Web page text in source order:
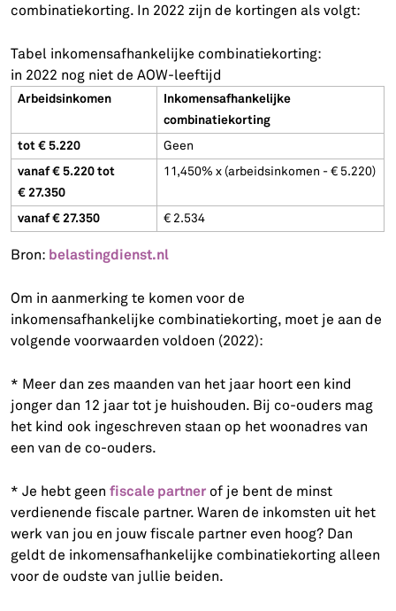
combinatiekorting. In 2022 zijn de kortingen als volgt:
Tabel inkomensafhankelijke combinatiekorting:
in 2022 nog niet de AOW-leeftijd
Arbeidsinkomen
Inkomensafhankelijke
combinatiekorting
tot € 5.220
Geen
vanaf € 5.220 tot
€ 27.350
11,450% x (arbeidsinkomen - € 5.220)
vanaf € 27.350 € 2.534
Bron: belastingdienst.nl
Om in aanmerking te komen voor de
inkomensafhankelijke combinatiekorting, moet je aan de
volgende voorwaarden voldoen (2022):
* Meer dan zes maanden van het jaar hoort een kind
jonger dan 12 jaar tot je huishouden. Bij co-ouders mag
het kind ook ingeschreven staan op het woonadres van
een van de co-ouders.
* Je hebt geenfiscale partner of je bent de minst
verdienende fiscale partner. Waren de inkomsten uit het
werk van jou en jouw fiscale partner even hoog? Dan
geldt de inkomensafhankelijke combinatiekorting alleen
voor de oudste van jullie beiden.